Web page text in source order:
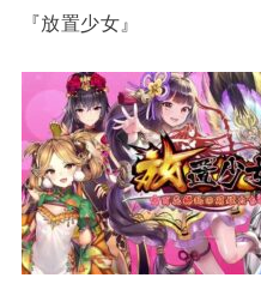
『放置少女』